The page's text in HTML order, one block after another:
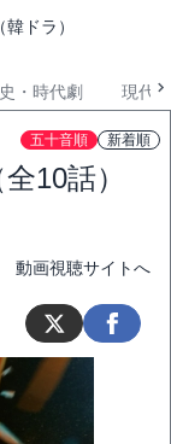
ドラ）
・時代劇 現代
五十音順 新着順
10話）
動画視聴サイトへ